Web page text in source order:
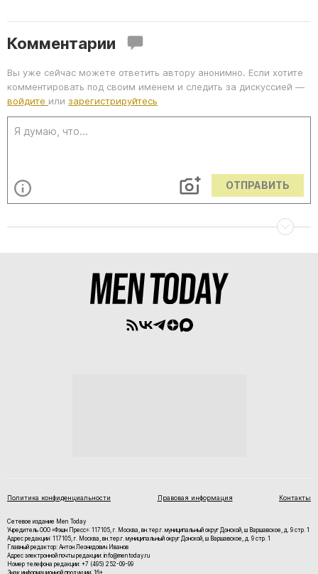
Комментарии
Вы уже сейчас можете ответить автору анонимно. Если хотите
комментировать под своим именем и следить за дискуссией —
войдите или зарегистрируйтесь
ОТПРАВИТЬ
Политика конфиденциальности Правовая информация Контакты
Сетевое издание Men Today
Учредитель ООО «Фэшн Пресс»: 117105, г. Москва, вн.тер.г. муниципальный округ Донской, ш Варшавское, д. 9 стр. 1
Адрес редакции: 117105, г. Москва, вн.тер.г. муниципальный округ Донской, ш Варшавское, д. 9 стр. 1
Главный редактор: Антон Леонидович Иванов
Адрес электронной почты редакции: info@mentoday.ru
Номер телефона редакции: +7 (495) 252-09-99